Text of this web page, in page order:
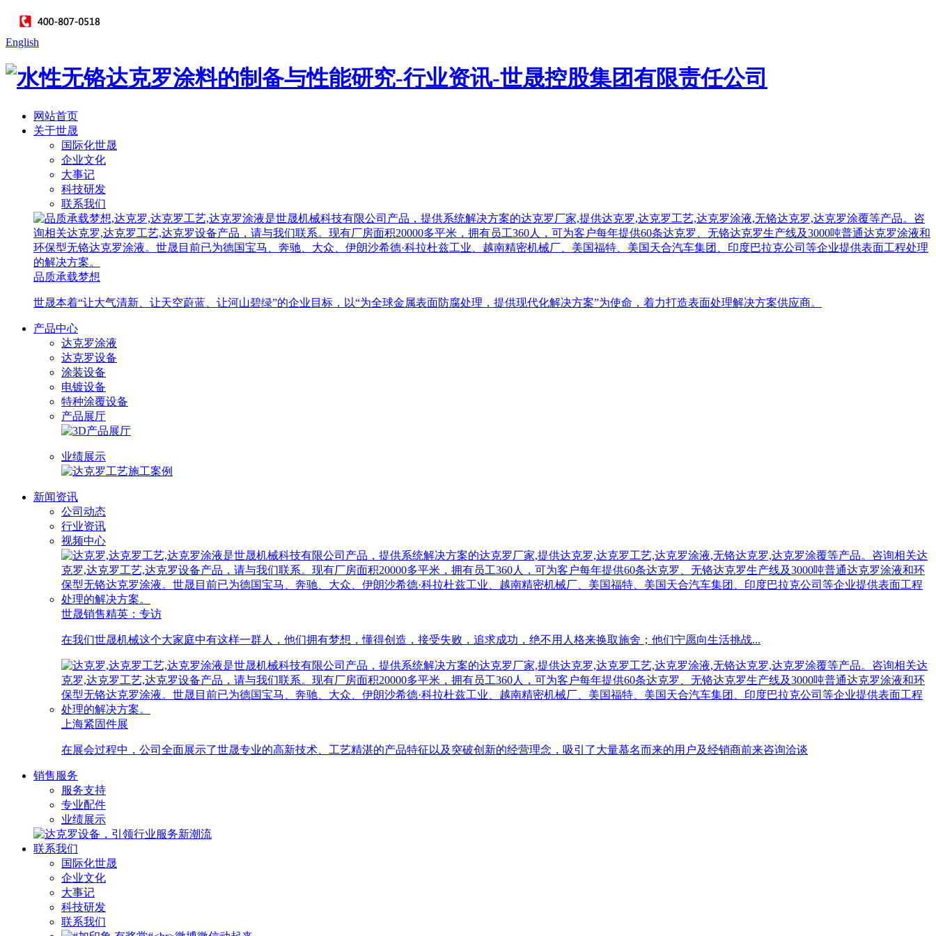
English
网站首页
关于世晟
国际化世晟
企业文化
大事记
科技研发
联系我们
品质承载梦想
世晟本着“让大气清新、让天空蔚蓝、让河山碧绿”的企业目标，以“为全球金属表面防腐处理，提供现代化解决方案”为使命，着力打造表面处理解决方案供应商。
产品中心
达克罗涂液
达克罗设备
涂装设备
电镀设备
特种涂覆设备
产品展厅
业绩展示
新闻资讯
公司动态
行业资讯
视频中心
世晟销售精英：专访
在我们世晟机械这个大家庭中有这样一群人，他们拥有梦想，懂得创造，接受失败，追求成功，绝不用人格来换取施舍；他们宁愿向生活挑战...
上海紧固件展
在展会过程中，公司全面展示了世晟专业的高新技术、工艺精湛的产品特征以及突破创新的经营理念，吸引了大量慕名而来的用户及经销商前来咨询洽谈
销售服务
服务支持
专业配件
业绩展示
联系我们
国际化世晟
企业文化
大事记
科技研发
联系我们